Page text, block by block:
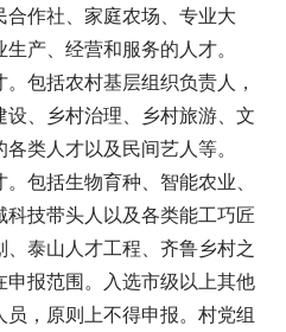
作社、家庭农场、专业大
产、经营和服务的人才。
。包括农村基层组织负责人，
、乡村治理、乡村旅游、文
类人才以及民间艺人等。
。包括生物育种、智能农业、
技带头人以及各类能工巧匠
泰山人才工程、齐鲁乡村之
报范围。入选市级以上其他
，原则上不得申报。村党组